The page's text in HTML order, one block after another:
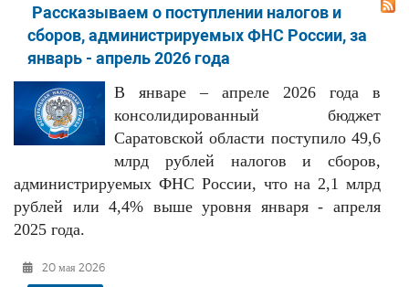
К СВЕДЕНИЮ
КОНКУРСЫ
РЕКЛАМОДАТЕЛЯМ
ОБЪЯВЛЕНИЯ
Рассказываем о поступлении налогов и
сборов, администрируемых ФНС России, за
январь - апрель 2026 года
В январе – апреле 2026 года в
консолидированный бюджет
Саратовской области поступило 49,6
млрд рублей налогов и сборов,
администрируемых ФНС России, что на 2,1 млрд
рублей или 4,4% выше уровня января - апреля
2025 года.
20 мая 2026